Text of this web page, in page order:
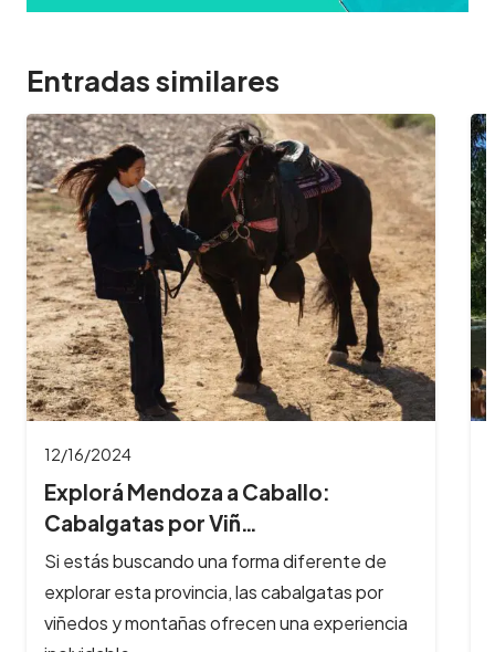
Entradas similares
de
8 Imperdibles balnearios en las
Sierras de Có…
Los ríos y arroyos de Córdoba son los
principales atractivos turísticos de la
y reciben cada año, cientos de…